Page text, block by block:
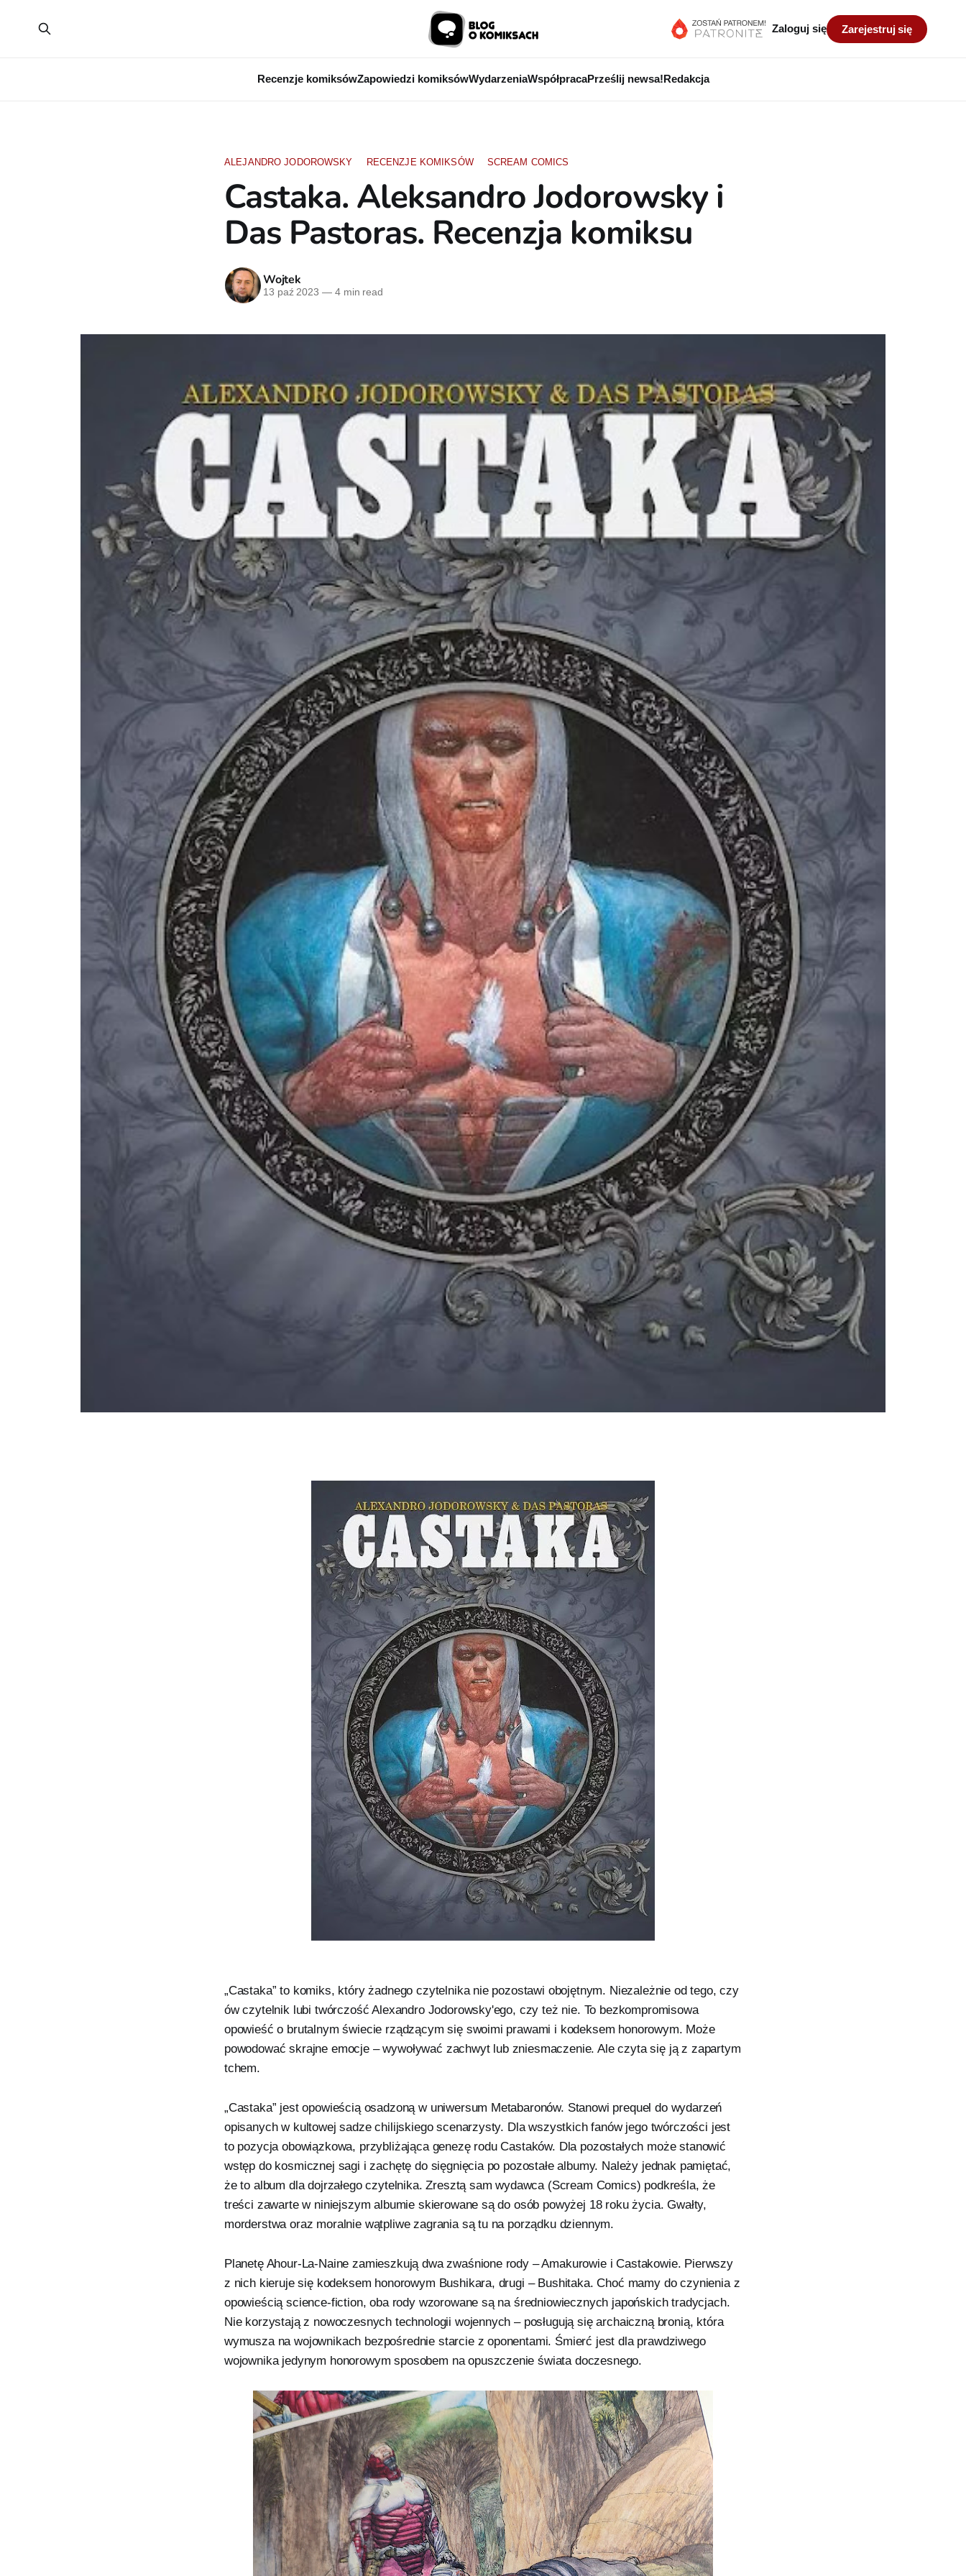
Recenzje komiksówZapowiedzi komiksówWydarzeniaWspółpracaPrześlij newsa!Redakcja
Zaloguj się Zarejestruj się
ALEJANDRO JODOROWSKY RECENZJE KOMIKSÓW SCREAM COMICS
Castaka. Aleksandro Jodorowsky i
Das Pastoras. Recenzja komiksu
Wojtek
13 paź 2023 —4 min read
„Castaka” to komiks, który żadnego czytelnika nie pozostawi obojętnym. Niezależnie od tego, czy
ów czytelnik lubi twórczość Alexandro Jodorowsky'ego, czy też nie. To bezkompromisowa
opowieść o brutalnym świecie rządzącym się swoimi prawami i kodeksem honorowym. Może
powodować skrajne emocje – wywoływać zachwyt lub zniesmaczenie. Ale czyta się ją z zapartym
tchem.
„Castaka” jest opowieścią osadzoną w uniwersum Metabaronów. Stanowi prequel do wydarzeń
opisanych w kultowej sadze chilijskiego scenarzysty. Dla wszystkich fanów jego twórczości jest
to pozycja obowiązkowa, przybliżająca genezę rodu Castaków. Dla pozostałych może stanowić
wstęp do kosmicznej sagi i zachętę do sięgnięcia po pozostałe albumy. Należy jednak pamiętać,
że to album dla dojrzałego czytelnika. Zresztą sam wydawca (Scream Comics) podkreśla, że
treści zawarte w niniejszym albumie skierowane są do osób powyżej 18 roku życia. Gwałty,
morderstwa oraz moralnie wątpliwe zagrania są tu na porządku dziennym.
Planetę Ahour-La-Naine zamieszkują dwa zwaśnione rody – Amakurowie i Castakowie. Pierwszy
z nich kieruje się kodeksem honorowym Bushikara, drugi – Bushitaka. Choć mamy do czynienia z
opowieścią science-fiction, oba rody wzorowane są na średniowiecznych japońskich tradycjach.
Nie korzystają z nowoczesnych technologii wojennych – posługują się archaiczną bronią, która
wymusza na wojownikach bezpośrednie starcie z oponentami. Śmierć jest dla prawdziwego
wojownika jedynym honorowym sposobem na opuszczenie świata doczesnego.